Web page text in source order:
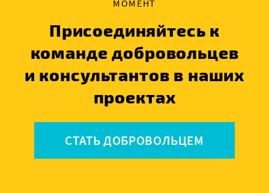
МОМЕНТ
Присоединяйтесь к
команде добровольцев
и консультантов в наших
проектах
СТАТЬ ДОБРОВОЛЬЦЕМ